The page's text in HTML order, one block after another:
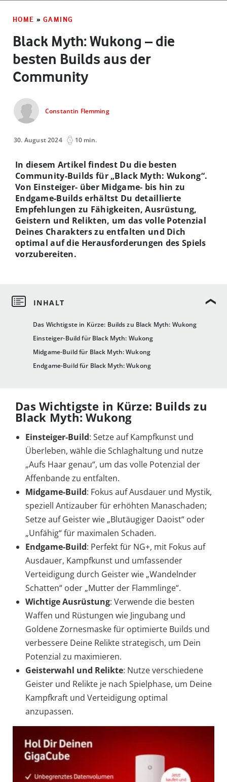
HOME » GAMING
Black Myth: Wukong – die
besten Builds aus der
Community
Constantin Flemming
30. August 2024 10 min.
Das Wichtigste in Kürze: Builds zu Black Myth: Wukong
Einsteiger-Build für Black Myth: Wukong
Midgame-Build für Black Myth: Wukong
Endgame-Build für Black Myth: Wukong
In diesem Artikel findest Du die besten
Community-Builds für „Black Myth: Wukong“.
Von Einsteiger- über Midgame- bis hin zu
Endgame-Builds erhältst Du detaillierte
Empfehlungen zu Fähigkeiten, Ausrüstung,
Geistern und Relikten, um das volle Potenzial
Deines Charakters zu entfalten und Dich
optimal auf die Herausforderungen des Spiels
vorzubereiten.
Das Wichtigste in Kürze: Builds zu
Black Myth: Wukong
Einsteiger-Build: Setze auf Kampfkunst und
Überleben, wähle die Schlaghaltung und nutze
„Aufs Haar genau“, um das volle Potenzial der
Affenbande zu entfalten.
Midgame-Build: Fokus auf Ausdauer und Mystik,
speziell Antizauber für erhöhten Manaschaden;
Setze auf Geister wie „Blutäugiger Daoist“ oder
„Unfähig“ für maximalen Schaden.
Endgame-Build: Perfekt für NG+, mit Fokus auf
Ausdauer, Kampfkunst und umfassender
Verteidigung durch Geister wie „Wandelnder
Schatten“ oder „Mutter der Flammlinge“.
Wichtige Ausrüstung: Verwende die besten
Waffen und Rüstungen wie Jingubang und
Goldene Zornesmaske für optimierte Builds und
verbessere Deine Relikte strategisch, um Dein
Potenzial zu maximieren.
Geisterwahl und Relikte: Nutze verschiedene
Geister und Relikte je nach Spielphase, um Deine
Kampfkraft und Verteidigung optimal
anzupassen.